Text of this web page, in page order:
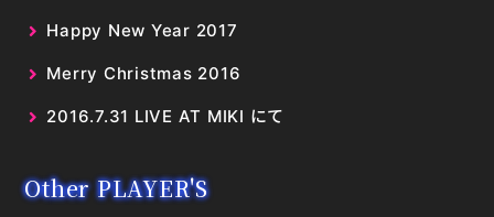
Happy New Year 2017
Merry Christmas 2016
2016.7.31 LIVE AT MIKI にて
Other PLAYER'S